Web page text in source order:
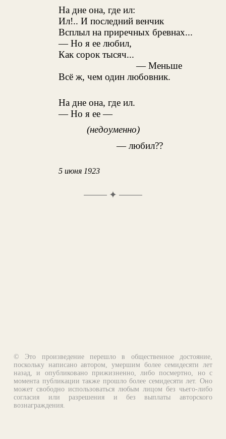
На дне она, где ил:
Ил!.. И последний венчик
Всплыл на приречных бревнах...
— Но я ее любил,
Как сорок тысяч...
— Меньше
Всё ж, чем один любовник.
На дне она, где ил.
— Но я ее —
(недоуменно)
— любил??
5 июня 1923
✦
© Это произведение перешло в общественное достояние,
поскольку написано автором, умершим более семидесяти лет
назад, и опубликовано прижизненно, либо посмертно, но с
момента публикации также прошло более семидесяти лет. Оно
может свободно использоваться любым лицом без чьего-либо
согласия или разрешения и без выплаты авторского
вознаграждения.